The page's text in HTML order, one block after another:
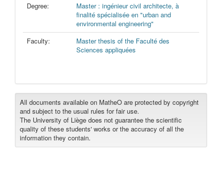
Degree:
Master : ingénieur civil architecte, à
finalité spécialisée en "urban and
environmental engineering"
Faculty:
Master thesis of the Faculté des
Sciences appliquées
All documents available on MatheO are protected by copyright
and subject to the usual rules for fair use.
The University of Liège does not guarantee the scientific
quality of these students' works or the accuracy of all the
information they contain.